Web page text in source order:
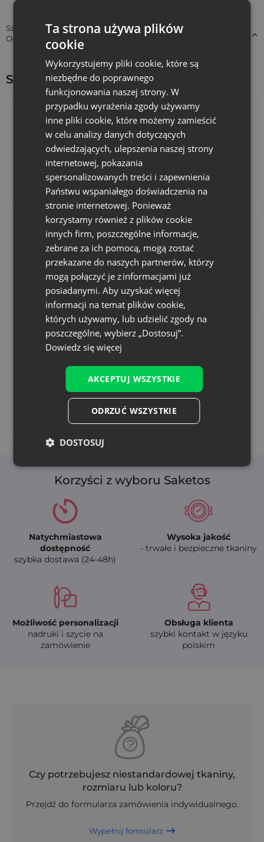
Szczegóły dotyczące zgodności produktu z przepisami:
Odpowiedzialność za produkt
Sprawdź inne ciekawe produkty:
Kalendarze adwentowe Torby bawełniane
Akcesoria i dekoracje
Dodaj nadruk
Korzyści z wyboru Saketos
Natychmiastowa
dostępność
szybka dostawa (24-48h)
Wysoka jakość
- trwałe i bezpieczne tkaniny
Możliwość personalizacji
nadruki i szycie na
zamówienie
Obsługa klienta
szybki kontakt w języku
polskim
Czy potrzebujesz niestandardowej tkaniny,
rozmiaru lub koloru?
Przejdź do formularza zamówienia indywidualnego.
Wypełnij formularz
Ta strona używa plików
cookie
Wykorzystujemy pliki cookie, które są
niezbędne do poprawnego
funkcjonowania naszej strony. W
przypadku wyrażenia zgody używamy
inne pliki cookie, które możemy zamieścić
w celu analizy danych dotyczących
odwiedzających, ulepszenia naszej strony
internetowej, pokazania
spersonalizowanych treści i zapewnienia
Państwu wspaniałego doświadczenia na
stronie internetowej. Ponieważ
korzystamy również z plików cookie
innych firm, poszczególne informacje,
zebrane za ich pomocą, mogą zostać
przekazane do naszych partnerów, którzy
mogą połączyć je z informacjami już
posiadanymi. Aby uzyskać więcej
informacji na temat plików cookie,
których używamy, lub udzielić zgody na
poszczególne, wybierz „Dostosuj”.
Dowiedz się więcej
AKCEPTUJ WSZYSTKIE
ODRZUĆ WSZYSTKIE
DOSTOSUJ